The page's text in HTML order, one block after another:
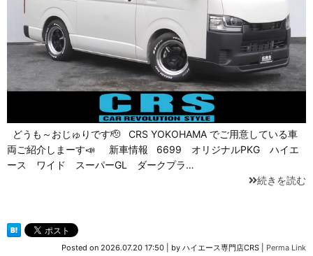
どうも～おじゅりです🫡 CRS YOKOHAMA でご用意している車
両ご紹介しまーす📣 新車情報 6699 オリジナルPKG ハイエ
ース ワイド スーパーGL ダークプラ…
続きを読む
Posted on 2026.07.20 17:50 by ハイエース専門店CRS Perma Link